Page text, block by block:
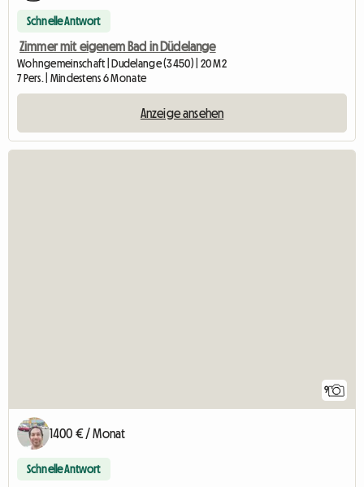
Schnelle Antwort
Zimmer mit eigenem Bad in Düdelange
Wohngemeinschaft | Dudelange (3450) | 20 M2
7 Pers. | Mindestens 6 Monate
Anzeige ansehen
9
1400 € / Monat
Schnelle Antwort